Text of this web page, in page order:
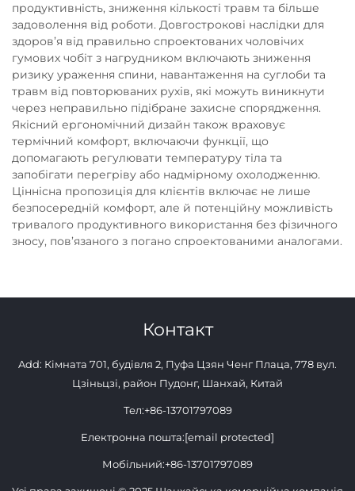
продуктивність, зниження кількості травм та більше
задоволення від роботи. Довгострокові наслідки для
здоров’я від правильно спроектованих чоловічих
гумових чобіт з нагрудником включають зниження
ризику ураження спини, навантаження на суглоби та
травм від повторюваних рухів, які можуть виникнути
через неправильно підібране захисне спорядження.
Якісний ергономічний дизайн також враховує
термічний комфорт, включаючи функції, що
допомагають регулювати температуру тіла та
запобігати перегріву або надмірному охолодженню.
Ціннісна пропозиція для клієнтів включає не лише
безпосередній комфорт, але й потенційну можливість
тривалого продуктивного використання без фізичного
зносу, пов’язаного з погано спроектованими аналогами.
Контакт
Add: Кімната 701, будівля 2, Пуфа Цзян Ченг Плаца, 778 вул.
Цзіньцзі, район Пудонг, Шанхай, Китай
Тел:+86-13701797089
Електронна пошта:[email protected]
Мобільний:+86-13701797089